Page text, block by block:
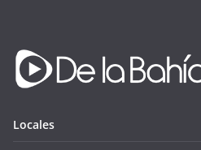
Locales